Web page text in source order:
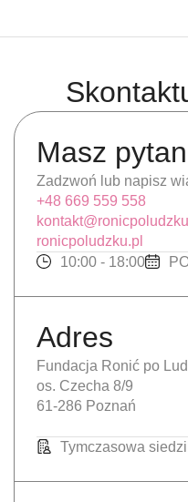
Masz
Zadzwoń lub napisz
+48 669 559 558
ronicpoludzku.pl
10:00 - 18:00
Adres
Fundacja Ronić po
os. Czecha 8/9
61-286 Poznań
Tymczasowa